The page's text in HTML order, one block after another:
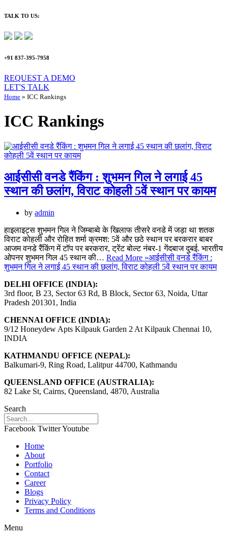
TALK TO US:
+91 837-395-7958
REQUEST A DEMO​
LET'S TALK
Home » ICC Rankings
ICC Rankings
आईसीसी वनडे रैंकिंग : शुभमन गिल ने लगाई 45
स्थान की छलांग, विराट कोहली 5वें स्थान पर कायम
by admin
हाइलाइट्स शुभमन गिल ने जिम्बाब्वे के खिलाफ तीसरे वनडे में जड़ा था शतक
विराट कोहली और रोहित शर्मा क्रमश: 5वें और छठे स्थान पर बरकरार बाबर
आजम वनडे रैंकिंग में टॉप पर बरकरार, ट्रेंट बोल्ट नंबर-1 गेंदबाज दुबई. भारतीय
ओपनर शुभमन गिल 45 स्थान की… Read More »आईसीसी वनडे रैंकिंग :
शुभमन गिल ने लगाई 45 स्थान की छलांग, विराट कोहली 5वें स्थान पर कायम
DELHI OFFICE (INDIA):
3rd floor, B 23, Sector 63 Rd, B Block, Sector 63, Noida, Uttar
Pradesh 201301, India
CHENNAI OFFICE (INDIA):
9/12 Honeydew Apts Kilpauk Garden 2 At Kilpauk Chennai 10,
INDIA
KATHMANDU OFFICE (NEPAL):
Balkumari-9, Ring Road, Lalitpur 44700, Kathmandu
QUEENSLAND OFFICE (AUSTRALIA):
82 Lake St, Cairns, Queensland, 4870, Australia
Search
Facebook TwitterYoutube
Home
About
Portfolio
Contact
Career
Blogs
Privacy Policy
Terms and Conditions
Menu